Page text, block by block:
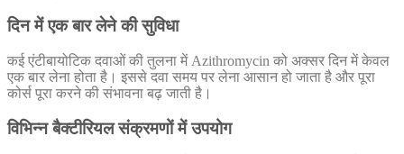
दिन में एक बार लेने की सुविधा
कई एंटीबायोटिक दवाओं की तुलना में Azithromycin को अक्सर दिन में केवल
एक बार लेना होता है। इससे दवा समय पर लेना आसान हो जाता है और पूरा
कोर्स पूरा करने की संभावना बढ़ जाती है।
विभिन्न बैक्टीरियल संक्रमणों में उपयोग